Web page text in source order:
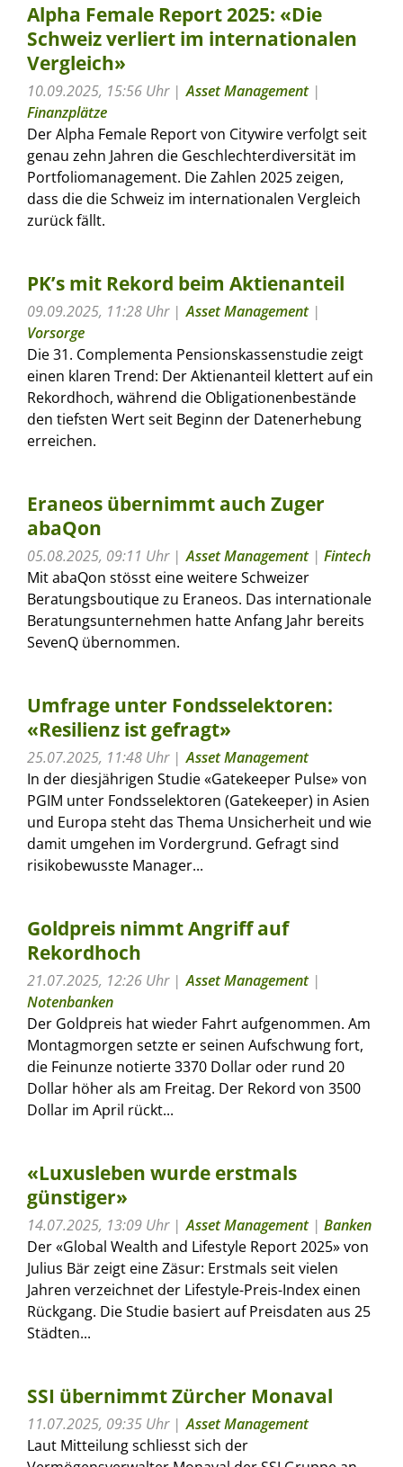
Alpha Female Report 2025: «Die
Schweiz verliert im internationalen
Vergleich»
10.09.2025, 15:56 Uhr Asset Management|
Finanzplätze
Der Alpha Female Report von Citywire verfolgt seit
genau zehn Jahren die Geschlechterdiversität im
Portfoliomanagement. Die Zahlen 2025 zeigen,
dass die die Schweiz im internationalen Vergleich
zurück fällt.
PK’s mit Rekord beim Aktienanteil
09.09.2025, 11:28 Uhr Asset Management|
Vorsorge
Die 31. Complementa Pensionskassenstudie zeigt
einen klaren Trend: Der Aktienanteil klettert auf ein
Rekordhoch, während die Obligationenbestände
den tiefsten Wert seit Beginn der Datenerhebung
erreichen.
Eraneos übernimmt auch Zuger
abaQon
05.08.2025, 09:11 Uhr Asset Management| Fintech
Mit abaQon stösst eine weitere Schweizer
Beratungsboutique zu Eraneos. Das internationale
Beratungsunternehmen hatte Anfang Jahr bereits
SevenQ übernommen.
Umfrage unter Fondsselektoren:
«Resilienz ist gefragt»
25.07.2025, 11:48 Uhr
Asset Management
In der diesjährigen Studie «Gatekeeper Pulse» von
PGIM unter Fondsselektoren (Gatekeeper) in Asien
und Europa steht das Thema Unsicherheit und wie
damit umgehen im Vordergrund. Gefragt sind
risikobewusste Manager...
Goldpreis nimmt Angriff auf
Rekordhoch
21.07.2025, 12:26 Uhr Asset Management|
Notenbanken
Der Goldpreis hat wieder Fahrt aufgenommen. Am
Montagmorgen setzte er seinen Aufschwung fort,
die Feinunze notierte 3370 Dollar oder rund 20
Dollar höher als am Freitag. Der Rekord von 3500
Dollar im April rückt...
«Luxusleben wurde erstmals
günstiger»
14.07.2025, 13:09 Uhr Asset Management| Banken
Der «Global Wealth and Lifestyle Report 2025» von
Julius Bär zeigt eine Zäsur: Erstmals seit vielen
Jahren verzeichnet der Lifestyle-Preis-Index einen
Rückgang. Die Studie basiert auf Preisdaten aus 25
Städten...
SSI übernimmt Zürcher Monaval
11.07.2025, 09:35 Uhr
Asset Management
Laut Mitteilung schliesst sich der